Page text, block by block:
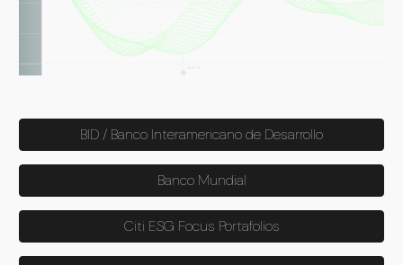
BID / Banco Interamericano de Desarrollo
Banco Mundial
Citi ESG Focus Portafolios